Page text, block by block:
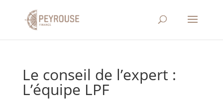
Le conseil de l’expert :
L’équipe LPF